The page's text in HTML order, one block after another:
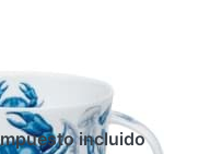
Crab
incluido